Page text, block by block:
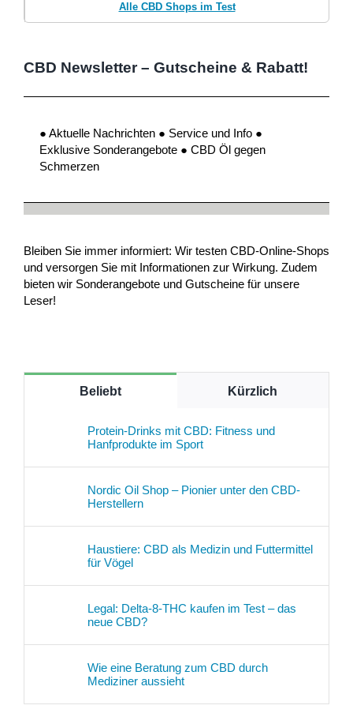
Alle CBD Shops im Test
CBD Newsletter – Gutscheine & Rabatt!
● Aktuelle Nachrichten ● Service und Info ●
Exklusive Sonderangebote ● CBD Öl gegen
Schmerzen
Bleiben Sie immer informiert: Wir testen CBD-Online-Shops
und versorgen Sie mit Informationen zur Wirkung. Zudem
bieten wir Sonderangebote und Gutscheine für unsere
Leser!
Beliebt Kürzlich
Protein-Drinks mit CBD: Fitness und
Hanfprodukte im Sport
Nordic Oil Shop – Pionier unter den CBD-
Herstellern
Haustiere: CBD als Medizin und Futtermittel
für Vögel
Legal: Delta-8-THC kaufen im Test – das
neue CBD?
Wie eine Beratung zum CBD durch
Mediziner aussieht